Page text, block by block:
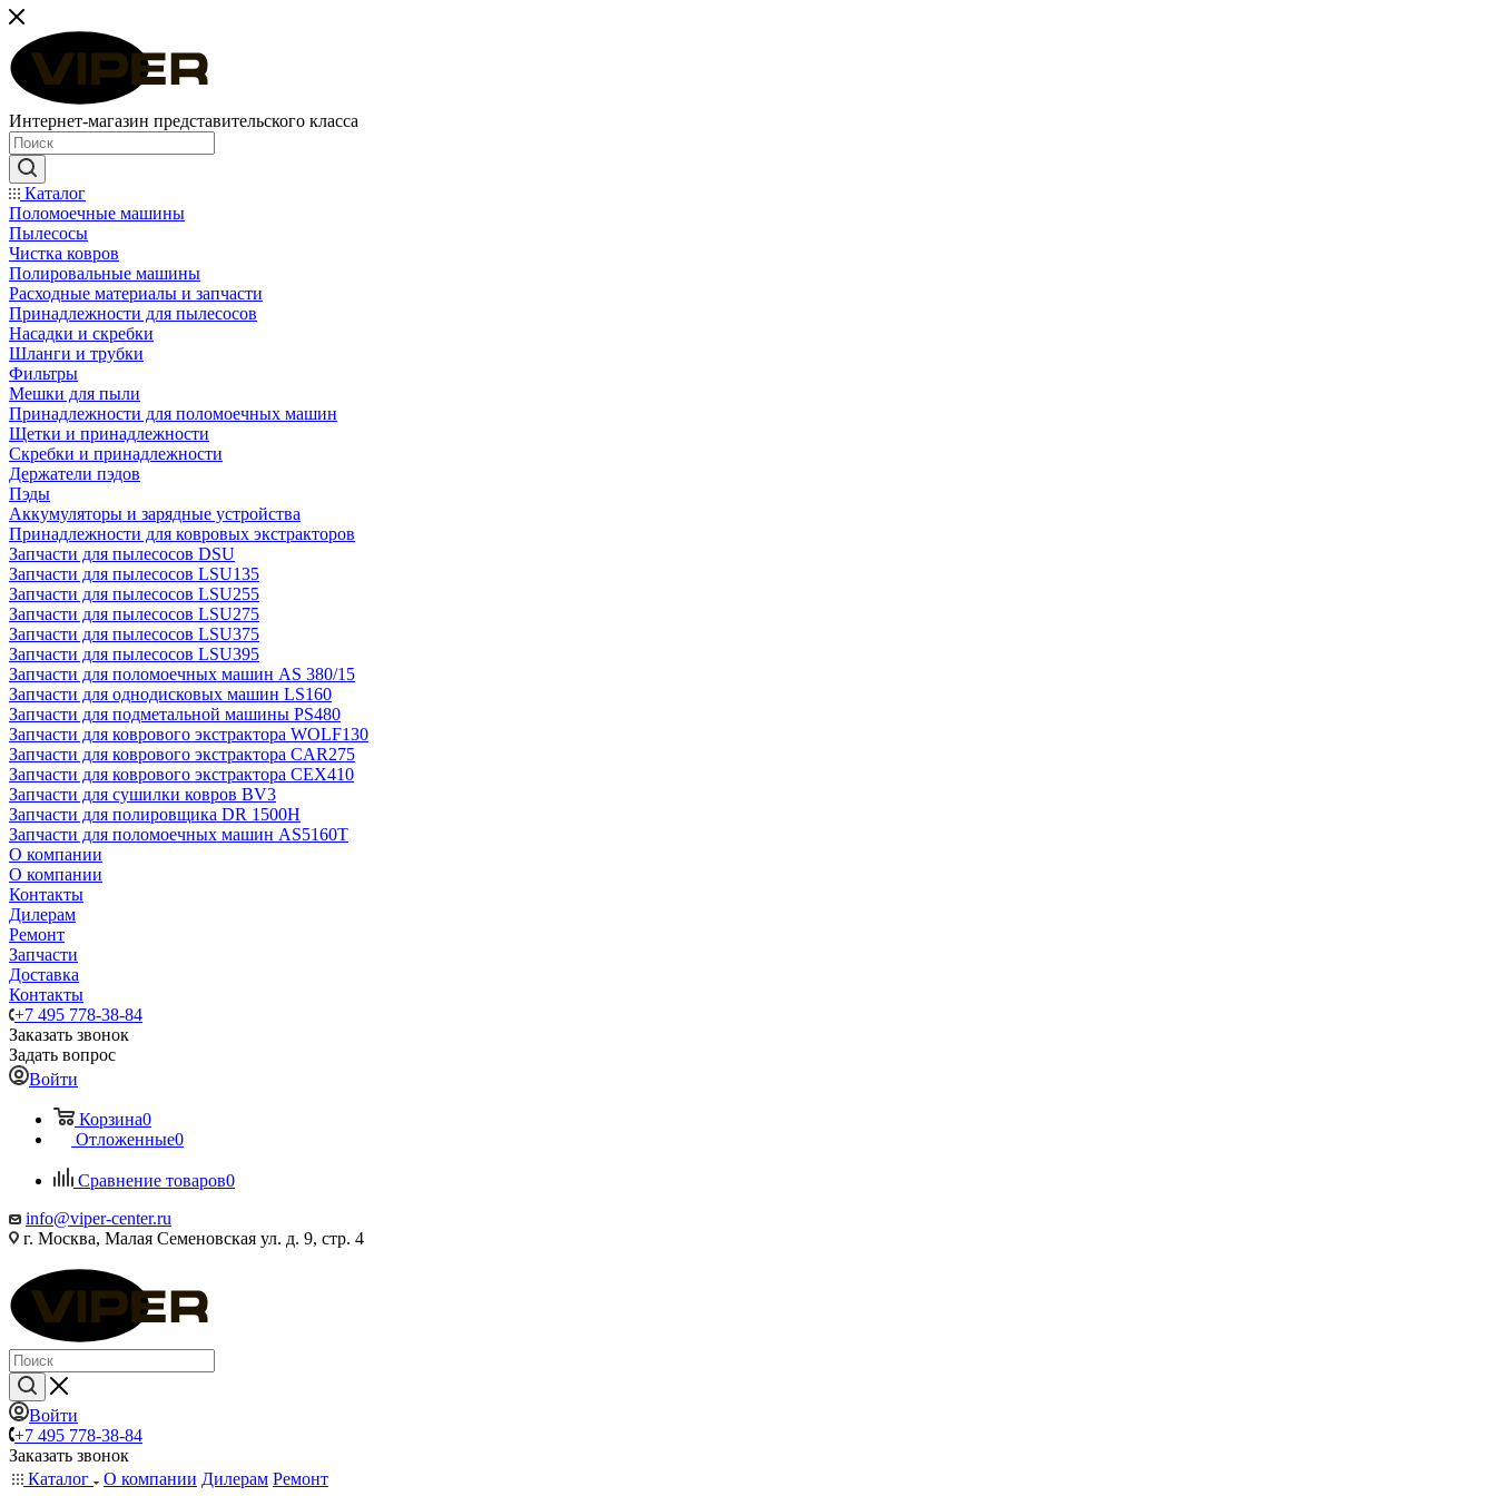
Интернет-магазин представительского класса
Каталог
Поломоечные машины
Пылесосы
Чистка ковров
Полировальные машины
Расходные материалы и запчасти
Принадлежности для пылесосов
Насадки и скребки
Шланги и трубки
Фильтры
Мешки для пыли
Принадлежности для поломоечных машин
Щетки и принадлежности
Скребки и принадлежности
Держатели пэдов
Пэды
Аккумуляторы и зарядные устройства
Принадлежности для ковровых экстракторов
Запчасти для пылесосов DSU
Запчасти для пылесосов LSU135
Запчасти для пылесосов LSU255
Запчасти для пылесосов LSU275
Запчасти для пылесосов LSU375
Запчасти для пылесосов LSU395
Запчасти для поломоечных машин AS 380/15
Запчасти для однодисковых машин LS160
Запчасти для подметальной машины PS480
Запчасти для коврового экстрактора WOLF130
Запчасти для коврового экстрактора CAR275
Запчасти для коврового экстрактора CEX410
Запчасти для сушилки ковров BV3
Запчасти для полировщика DR 1500H
Запчасти для поломоечных машин AS5160T
О компании
О компании
Контакты
Дилерам
Ремонт
Запчасти
Доставка
Контакты
+7 495 778-38-84
Заказать звонок
Задать вопрос
Войти
Корзина0
Отложенные0
Сравнение товаров0
info@viper-center.ru
г. Москва, Малая Семеновская ул. д. 9, стр. 4
Войти
+7 495 778-38-84
Заказать звонок
Каталог
О компании Дилерам Ремонт